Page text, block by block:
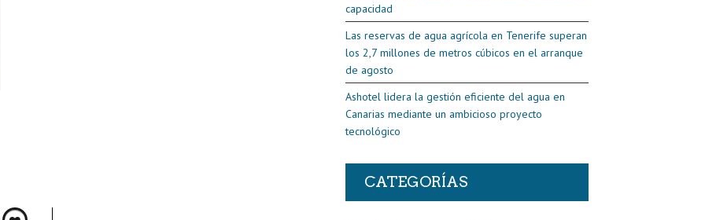
capacidad
Las reservas de agua agrícola en Tenerife superan
los 2,7 millones de metros cúbicos en el arranque
de agosto
Ashotel lidera la gestión eficiente del agua en
Canarias mediante un ambicioso proyecto
tecnológico
CATEGORÍAS